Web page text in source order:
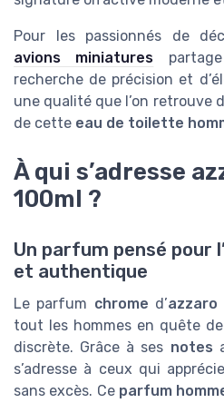
Pour les passionnés de
avions miniatures
recherche de précision et
une qualité que l’on retrouve
de cette eau de toilette
À qui s’adresse
100ml ?
Un parfum pensé pour
et authentique
Le parfum chrome d’azzaro
tout les hommes en quête
discrète. Grâce à ses notes
s’adresse à ceux qui
sans excès. Ce parfum